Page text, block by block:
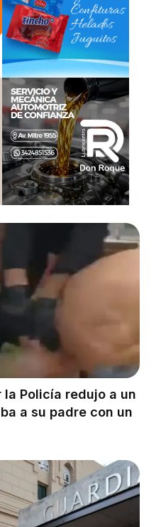
la Policía redujo a un
a su padre con un